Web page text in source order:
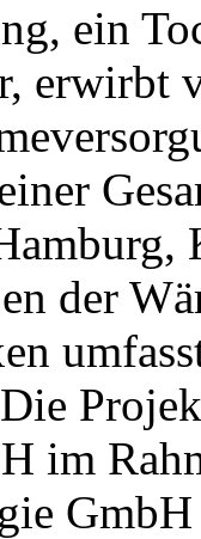
ein
erwirbt
der
im